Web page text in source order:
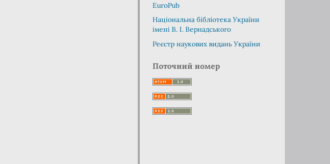
EuroPub
Національна бібліотека України
імені В. І. Вернадського
Реєстр наукових видань України
Поточний номер